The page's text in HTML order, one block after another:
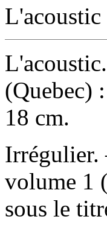
L'acoustic
L'acoustic
(Quebec)
18 cm.
Irrégulier.
volume 1
sous le